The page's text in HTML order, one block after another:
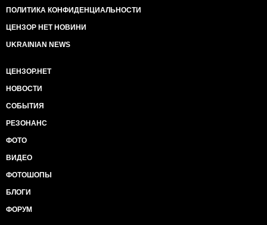
ПОЛИТИКА КОНФИДЕНЦИАЛЬНОСТИ
ЦЕНЗОР НЕТ НОВИНИ
UKRAINIAN NEWS
ЦЕНЗОР.НЕТ
НОВОСТИ
СОБЫТИЯ
РЕЗОНАНС
ФОТО
ВИДЕО
ФОТОШОПЫ
БЛОГИ
ФОРУМ